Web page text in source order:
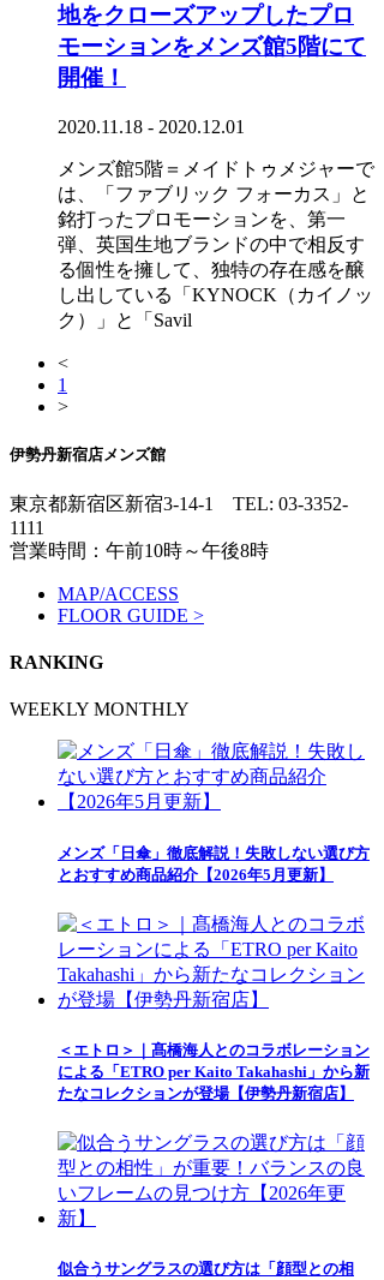
地をクローズアップしたプロ
モーションをメンズ館5階にて
開催！
2020.11.18 - 2020.12.01
メンズ館5階＝メイドトゥメジャーで
は、「ファブリック フォーカス」と
銘打ったプロモーションを、第一
弾、英国生地ブランドの中で相反す
る個性を擁して、独特の存在感を醸
し出している「KYNOCK（カイノッ
ク）」と「Savil
<
1
>
伊勢丹新宿店メンズ館
東京都新宿区新宿3-14-1 TEL: 03-3352-
1111
営業時間：午前10時～午後8時
MAP/ACCESS
FLOOR GUIDE >
RANKING
WEEKLY MONTHLY
メンズ「日傘」徹底解説！失敗しない選び方
とおすすめ商品紹介【2026年5月更新】
＜エトロ＞｜髙橋海人とのコラボレーション
による「ETRO per Kaito Takahashi」から新
たなコレクションが登場【伊勢丹新宿店】
似合うサングラスの選び方は「顔型との相